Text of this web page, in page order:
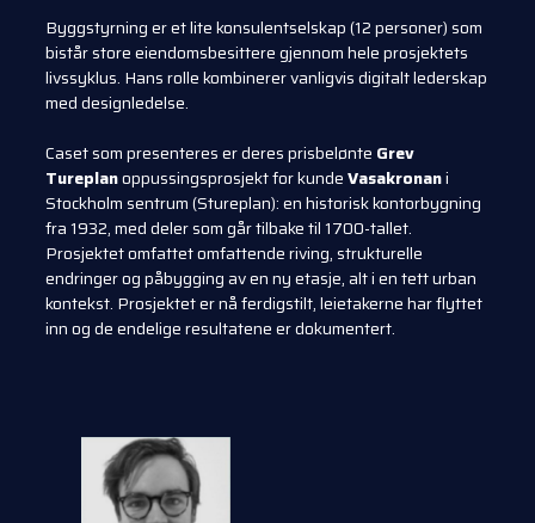
Byggstyrning er et lite konsulentselskap (12 personer) som
bistår store eiendomsbesittere gjennom hele prosjektets
livssyklus. Hans rolle kombinerer vanligvis digitalt lederskap
med designledelse.
Caset som presenteres er deres prisbelønte Grev
Tureplanoppussingsprosjekt for kundeVasakronani
Stockholm sentrum (Stureplan): en historisk kontorbygning
fra 1932, med deler som går tilbake til 1700-tallet.
Prosjektet omfattet omfattende riving, strukturelle
endringer og påbygging av en ny etasje, alt i en tett urban
kontekst. Prosjektet er nå ferdigstilt, leietakerne har flyttet
inn og de endelige resultatene er dokumentert.